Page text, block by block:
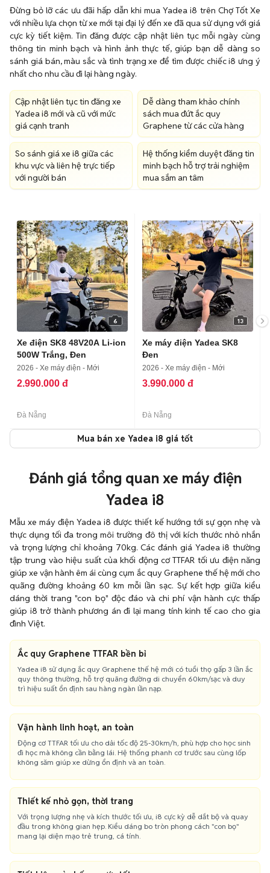
Đừng bỏ lỡ các ưu đãi hấp dẫn khi mua Yadea i8 trên Chợ Tốt Xe
với nhiều lựa chọn từ xe mới tại đại lý đến xe đã qua sử dụng với giá
cực kỳ tiết kiệm. Tin đăng được cập nhật liên tục mỗi ngày cùng
thông tin minh bạch và hình ảnh thực tế, giúp bạn dễ dàng so
sánh giá bán, màu sắc và tình trạng xe để tìm được chiếc i8 ưng ý
nhất cho nhu cầu đi lại hàng ngày.
Cập nhật liên tục tin đăng xe
Yadea i8 mới và cũ với mức
giá cạnh tranh
Dễ dàng tham khảo chính
sách mua đứt ắc quy
Graphene từ các cửa hàng
So sánh giá xe i8 giữa các
khu vực và liên hệ trực tiếp
với người bán
Hệ thống kiểm duyệt đăng tin
minh bạch hỗ trợ trải nghiệm
mua sắm an tâm
6
Xe điện SK8 48V20A Li-ion
500W Trắng, Đen
2026 - Xe máy điện - Mới
2.990.000 đ
Đà Nẵng
13
Xe máy điện Yadea SK8
Đen
2026 - Xe máy điện - Mới
3.990.000 đ
Đà Nẵng
Mua bán xe Yadea i8 giá tốt
Đánh giá tổng quan xe máy điện
Yadea i8
Mẫu xe máy điện Yadea i8 được thiết kế hướng tới sự gọn nhẹ và
thực dụng tối đa trong môi trường đô thị với kích thước nhỏ nhắn
và trọng lượng chỉ khoảng 70kg. Các đánh giá Yadea i8 thường
tập trung vào hiệu suất của khối động cơ TTFAR tối ưu điện năng
giúp xe vận hành êm ái cùng cụm ắc quy Graphene thế hệ mới cho
quãng đường khoảng 60 km mỗi lần sạc. Sự kết hợp giữa kiểu
dáng thời trang "con bọ" độc đáo và chi phí vận hành cực thấp
giúp i8 trở thành phương án đi lại mang tính kinh tế cao cho gia
đình Việt.
Ắc quy Graphene TTFAR bền bỉ
Yadea i8 sử dụng ắc quy Graphene thế hệ mới có tuổi thọ gấp 3 lần ắc
quy thông thường, hỗ trợ quãng đường di chuyển 60km/sạc và duy
trì hiệu suất ổn định sau hàng ngàn lần nạp.
Vận hành linh hoạt, an toàn
Động cơ TTFAR tối ưu cho dải tốc độ 25-30km/h, phù hợp cho học sinh
đi học mà không cần bằng lái. Hệ thống phanh cơ trước sau cùng lốp
không săm giúp xe dừng ổn định và an toàn.
Thiết kế nhỏ gọn, thời trang
Với trọng lượng nhẹ và kích thước tối ưu, i8 cực kỳ dễ dắt bộ và quay
đầu trong không gian hẹp. Kiểu dáng bo tròn phong cách "con bọ"
mang lại diện mạo trẻ trung, cá tính.